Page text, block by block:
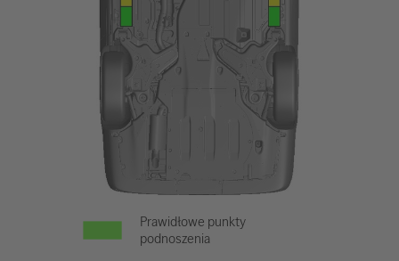
Prawidłowe punkty
podnoszenia